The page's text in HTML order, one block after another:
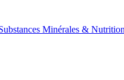
Minérales &